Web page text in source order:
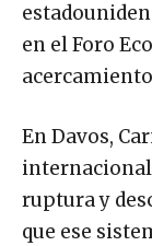
en el Foro
En Davos,
internacional
ruptura y
que ese